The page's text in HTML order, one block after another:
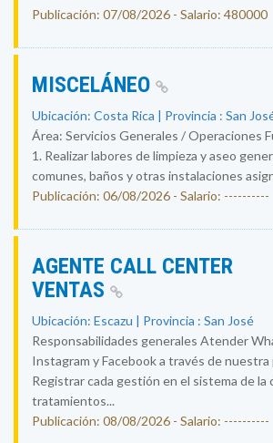
Publicación: 07/08/2026 - Salario: 480000
MISCELÁNEO
Ubicación: Costa Rica | Provincia : San
Área: Servicios Generales / Operaciones
1. Realizar labores de limpieza y aseo
comunes, baños y otras instalaciones
Publicación: 06/08/2026 - Salario: ----------
AGENTE CALL CENTER
VENTAS
Ubicación: Escazu | Provincia : San José
Responsabilidades generales Atender
Instagram y Facebook a través de
Registrar cada gestión en el sistema de la
tratamientos...
Publicación: 08/08/2026 - Salario: ----------